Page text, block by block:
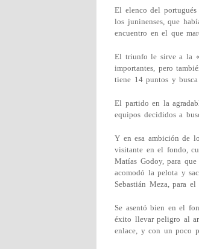
El elenco del
los juninenses, que
encuentro en el que
El triunfo le sirve a la
importantes, pero
tiene 14 puntos y
El partido en la
equipos decididos a
Y en esa ambición de
visitante en el fondo,
Matías Godoy, para
acomodó la pelota y
Sebastián Meza, para
Se asentó bien en el
éxito llevar peligro al
enlace, y con un poco